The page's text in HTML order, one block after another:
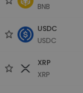
BNB
USDC
USDC
XRP
XRP